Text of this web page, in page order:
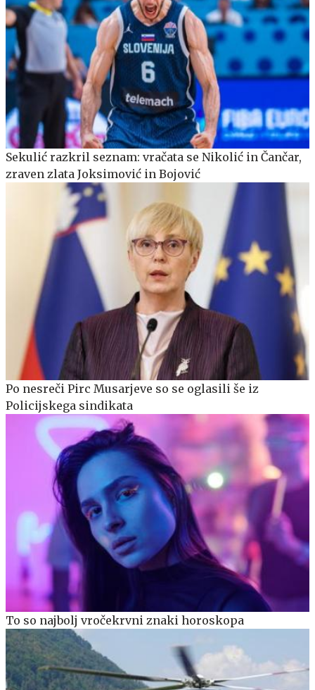
Sekulić razkril seznam: vračata se Nikolić in Čančar,
zraven zlata Joksimović in Bojović
Po nesreči Pirc Musarjeve so se oglasili še iz
Policijskega sindikata
To so najbolj vročekrvni znaki horoskopa